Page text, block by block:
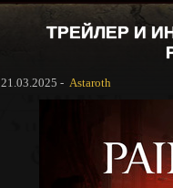
ТРЕЙЛЕР И
21.03.2025 - Astaroth